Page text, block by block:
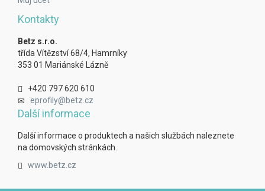
Kontakty
Betz s.r.o.
třída Vítězství 68/4, Hamrníky
353 01 Mariánské Lázně
+420 797 620 610
eprofily@betz.cz
Další informace
Další informace o produktech a našich službách naleznete
na domovských stránkách.
www.betz.cz